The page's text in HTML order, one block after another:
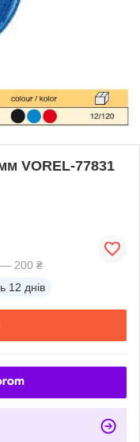
VOREL-77831
— 200 ₴
12 днів